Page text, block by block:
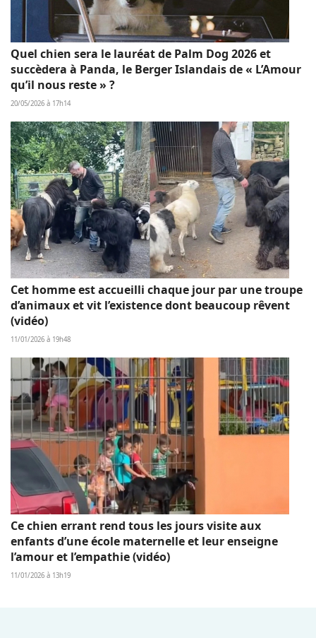
Quel chien sera le lauréat de Palm Dog 2026 et
succèdera à Panda, le Berger Islandais de « L’Amour
qu’il nous reste » ?
20/05/2026 à 17h14
Cet homme est accueilli chaque jour par une troupe
d’animaux et vit l’existence dont beaucoup rêvent
(vidéo)
11/01/2026 à 19h48
Ce chien errant rend tous les jours visite aux
enfants d’une école maternelle et leur enseigne
l’amour et l’empathie (vidéo)
11/01/2026 à 13h19